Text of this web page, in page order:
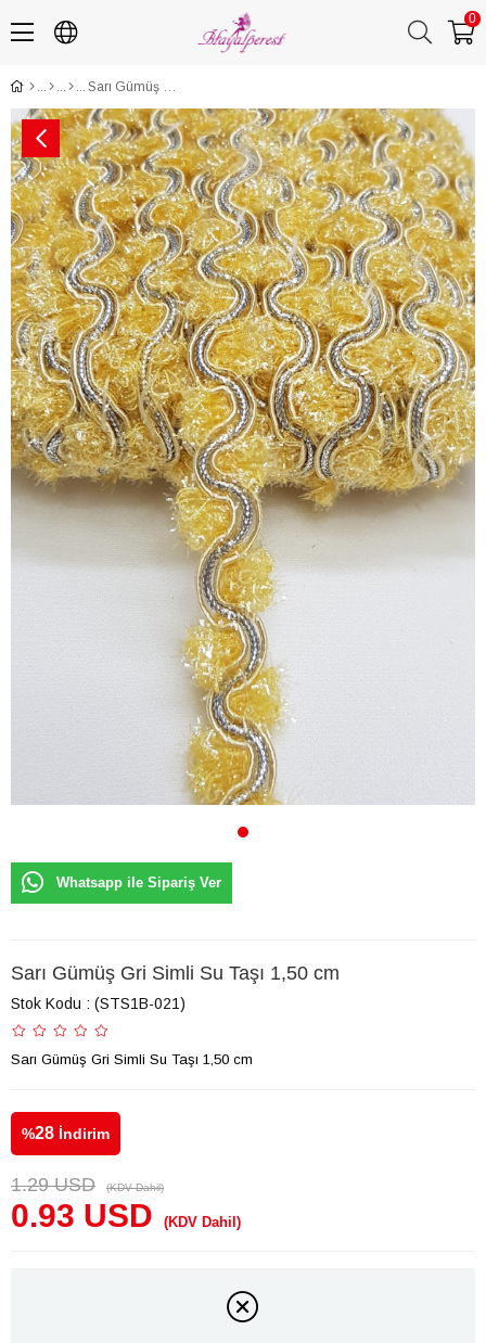
0
Sarı Gümüş Gri Simli Su Taşı 1,50 cm
Whatsapp ile Sipariş Ver
Sarı Gümüş Gri Simli Su Taşı 1,50 cm
Stok Kodu (STS1B-021)
Sarı Gümüş Gri Simli Su Taşı 1,50 cm
%28 İndirim
1.29 USD (KDV Dahil)
0.93 USD (KDV Dahil)